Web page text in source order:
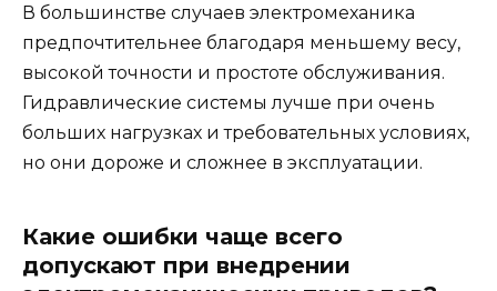
В большинстве случаев электромеханика
предпочтительнее благодаря меньшему весу,
высокой точности и простоте обслуживания.
Гидравлические системы лучше при очень
больших нагрузках и требовательных условиях,
но они дороже и сложнее в эксплуатации.
Какие ошибки чаще всего
допускают при внедрении